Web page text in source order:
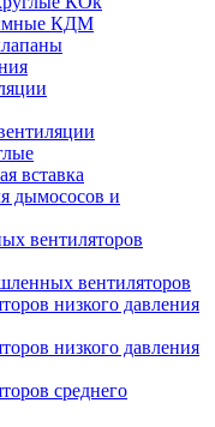
КДМ
вставка
дымососов и
вентиляторов
вентиляторов
низкого давления
низкого давления
среднего